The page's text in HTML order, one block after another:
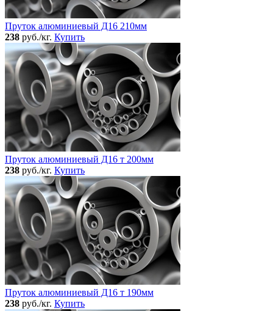
Пруток алюминиевый Д16 210мм
238 руб./кг. Купить
Пруток алюминиевый Д16 т 200мм
238 руб./кг. Купить
Пруток алюминиевый Д16 т 190мм
238 руб./кг. Купить